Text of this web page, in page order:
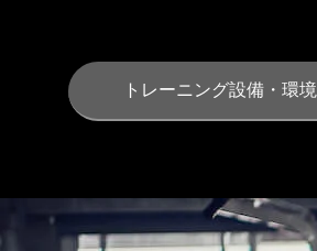
トレーニング設備・環境